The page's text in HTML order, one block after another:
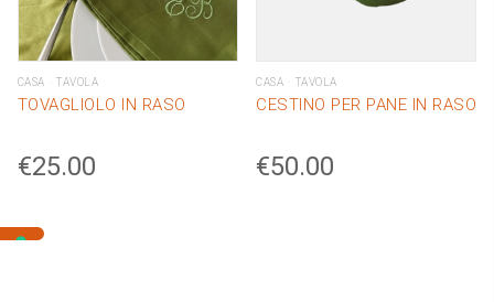
CASA TAVOLA
TOVAGLIOLO IN RASO
€25.00
CASA TAVOLA
CESTINO PER PANE IN RASO
€50.00